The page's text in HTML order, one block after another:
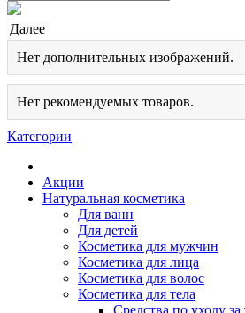
Далее
Нет дополнительных изображений.
Нет рекомендуемых товаров.
Категории
Акции
Натуральная косметика
Для ванн
Для детей
Косметика для мужчин
Косметика для лица
Косметика для волос
Косметика для тела
Cредства по уходу за